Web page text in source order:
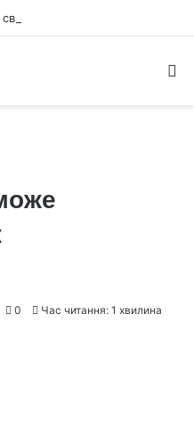
0 Час читання: 1 хвилина